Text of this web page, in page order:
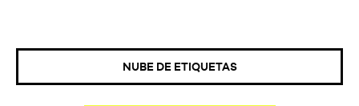
NUBE DE ETIQUETAS